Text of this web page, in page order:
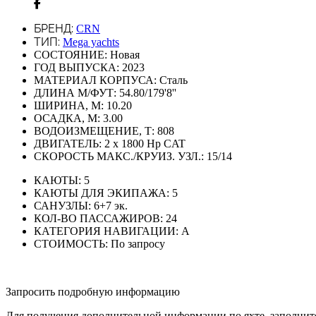
БРЕНД: CRN
ТИП: Mega yachts
СОСТОЯНИЕ: Новая
ГОД ВЫПУСКА: 2023
МАТЕРИАЛ КОРПУСА: Сталь
ДЛИНА М/ФУТ: 54.80/179'8''
ШИРИНА, М: 10.20
ОСАДКА, М: 3.00
ВОДОИЗМЕЩЕНИЕ, Т: 808
ДВИГАТЕЛЬ: 2 x 1800 Hp CAT
СКОРОСТЬ МАКС./КРУИЗ. УЗЛ.: 15/14
КАЮТЫ: 5
КАЮТЫ ДЛЯ ЭКИПАЖА: 5
САНУЗЛЫ: 6+7 эк.
КОЛ-ВО ПАССАЖИРОВ: 24
КАТЕГОРИЯ НАВИГАЦИИ: А
СТОИМОСТЬ: По запросу
Запросить подробную информацию